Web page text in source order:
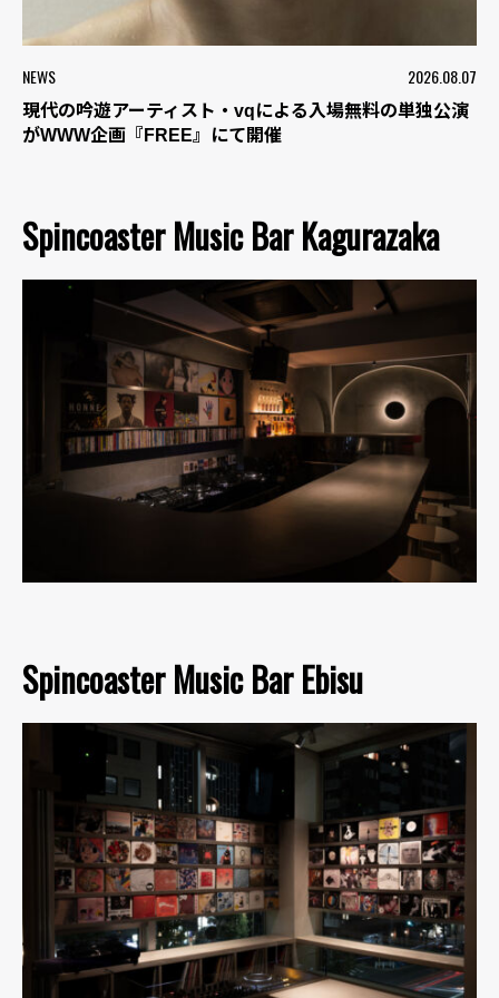
NEWS 2026.08.07
現代の吟遊アーティスト・vqによる入場無料の単独公演
がWWW企画『FREE』にて開催
Spincoaster Music Bar Kagurazaka
Spincoaster Music Bar Ebisu